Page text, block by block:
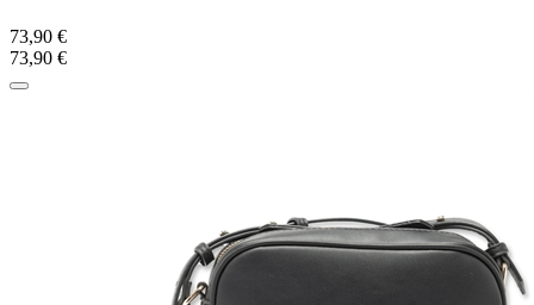
73,90 €
73,90 €